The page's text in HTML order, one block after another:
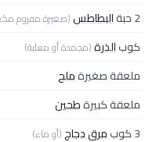
2 حبة البطاطس(صغيرة مفروم
كوبالذرة(مجمدة أو معلبة)
ملعقة صغيرةملح
ملعقة كبيرةطحين
3 كوب
مرق دجاج(أو ماء)